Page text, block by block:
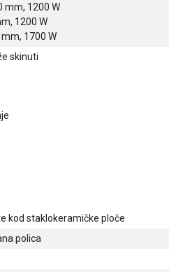
mm, 1200 W
1200 W
1700 W
skinuti
kod staklokeramičke ploče
polica